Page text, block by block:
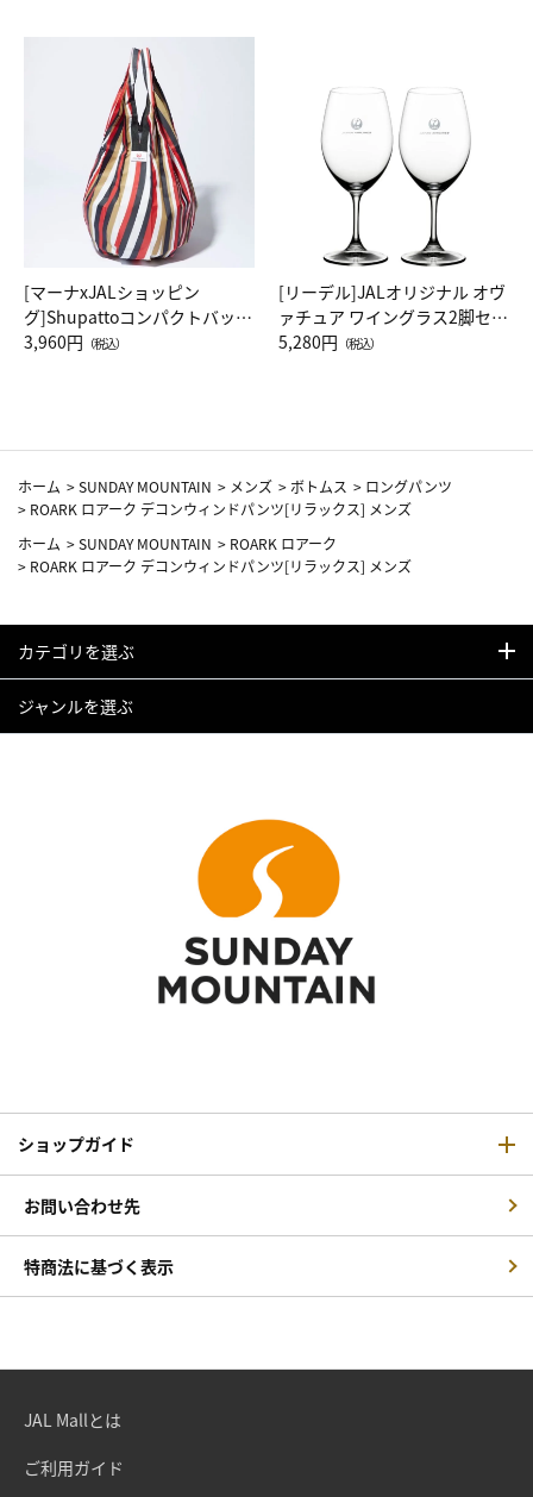
[マーナxJALショッピン
グ]Shupattoコンパクトバッグ
Drop JAL客室乗務員（LC）ス
3,960円 （税込）
[リーデル]JALオリジナル オヴ
ァチュア ワイングラス2脚セッ
ト（レッドワイン）
5,280円 （税込）
ホーム >SUNDAY MOUNTAIN > メンズ > ボトムス > ロングパンツ
> ROARK ロアーク デコンウィンドパンツ[リラックス] メンズ
ホーム >SUNDAY MOUNTAIN > ROARK ロアーク
> ROARK ロアーク デコンウィンドパンツ[リラックス] メンズ
カテゴリを選ぶ
ジャンルを選ぶ
ショップガイド
お問い合わせ先
特商法に基づく表示
JAL Mallとは
ご利用ガイド